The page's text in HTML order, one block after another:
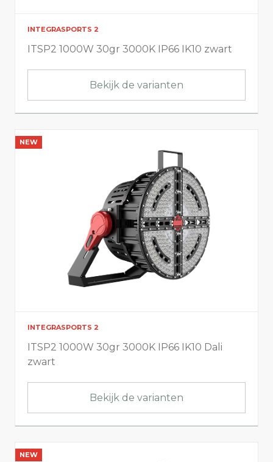
INTEGRASPORTS 2
ITSP2 1000W 30gr 3000K IP66 IK10 zwart
Bekijk de varianten
NEW
INTEGRASPORTS 2
ITSP2 1000W 30gr 3000K IP66 IK10 Dali
zwart
Bekijk de varianten
NEW